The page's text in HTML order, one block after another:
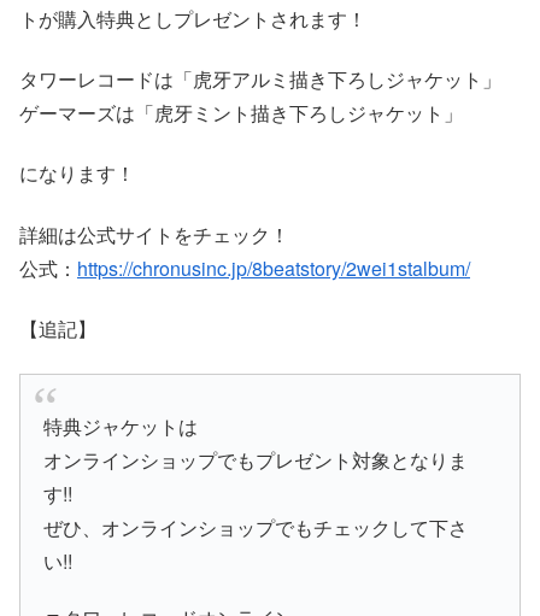
トが購入特典としプレゼントされます！
タワーレコードは「虎牙アルミ描き下ろしジャケット」
ゲーマーズは「虎牙ミント描き下ろしジャケット」
になります！
詳細は公式サイトをチェック！
公式： https://chronusinc.jp/8beatstory/2wei1stalbum/
【追記】
特典ジャケットは
オンラインショップでもプレゼント対象となりま
す!!
ぜひ、オンラインショップでもチェックして下さ
い!!